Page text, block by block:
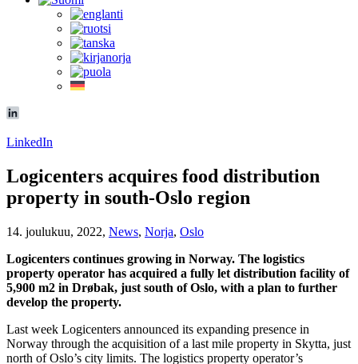
LinkedIn
Logicenters acquires food distribution
property in south-Oslo region
14. joulukuu, 2022, News, Norja, Oslo
Logicenters continues growing in Norway. The logistics
property operator has acquired a fully let distribution facility of
5,900 m2 in Drøbak, just south of Oslo, with a plan to further
develop the property.
Last week Logicenters announced its expanding presence in
Norway through the acquisition of a last mile property in Skytta, just
north of Oslo’s city limits. The logistics property operator’s